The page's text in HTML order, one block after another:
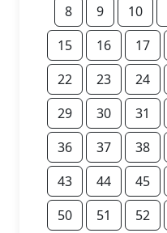
8
9 10
15
16 17
22
23 24
29
30 31
36
37 38
43
44 45
50
51 52